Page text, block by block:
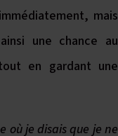
mais
une chance au
en gardant une
où je disais que je ne